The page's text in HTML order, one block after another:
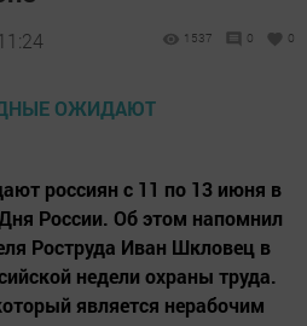
1537 0 0
россиян с 11 по 13 июня в
России. Об этом напомнил
Роструда Иван Шкловец в
недели охраны труда.
является нерабочим